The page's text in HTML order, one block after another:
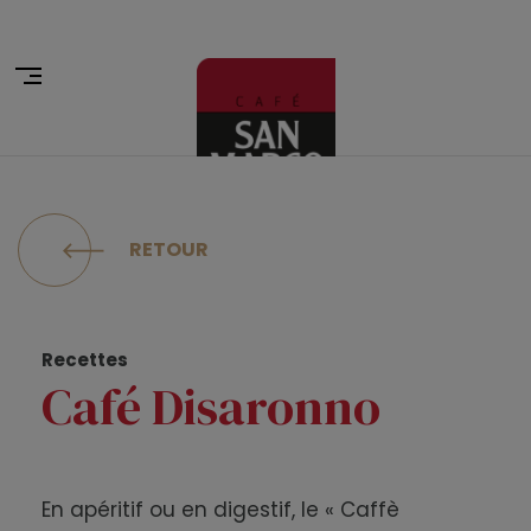
RETOUR
Recettes
Café Disaronno
En apéritif ou en digestif, le « Caffè